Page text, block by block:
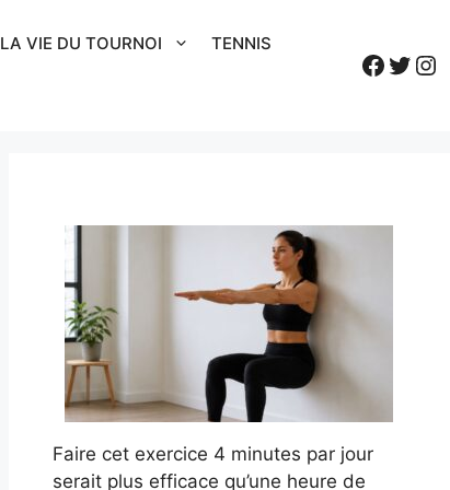
LA VIE DU TOURNOI TENNIS
Faire cet exercice 4 minutes par jour
serait plus efficace qu’une heure de